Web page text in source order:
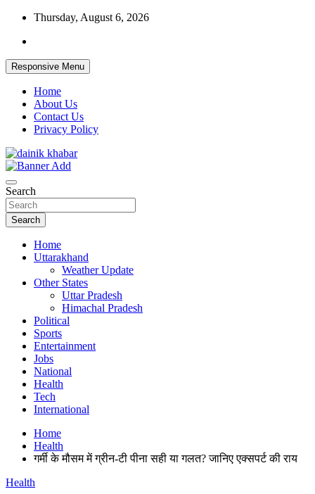
Skip
content
Thursday, August 6, 2026
Responsive Menu
Home
About Us
Contact Us
Privacy Policy
Dainikkhabar.in – Uttarakhand Daily
Hindi News Website
Search
Search
Home
Uttarakhand
Weather Update
Other States
Uttar Pradesh
Himachal Pradesh
Political
Sports
Entertainment
Jobs
National
Health
Tech
International
Home
Health
गर्मी के मौसम में ग्रीन-टी पीना सही या गलत? जानिए एक्सपर्ट की राय
Health